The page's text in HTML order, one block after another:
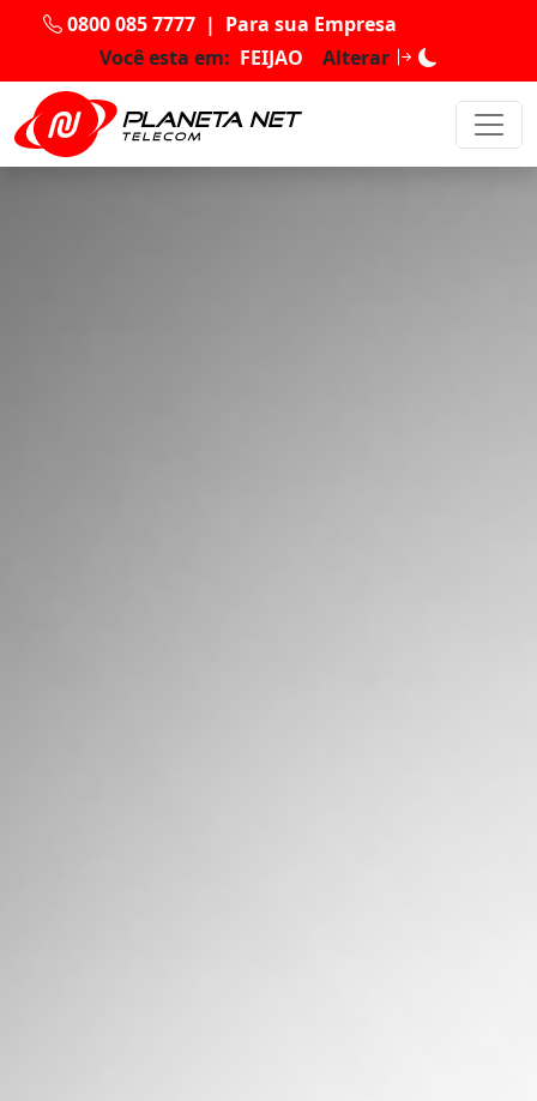
0800 085 7777 | Para sua Empresa
Você esta em: FEIJAO Alterar